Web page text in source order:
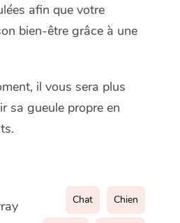
afin que votre
bien-être grâce à une
il vous sera plus
sa gueule propre en
Chat Chien